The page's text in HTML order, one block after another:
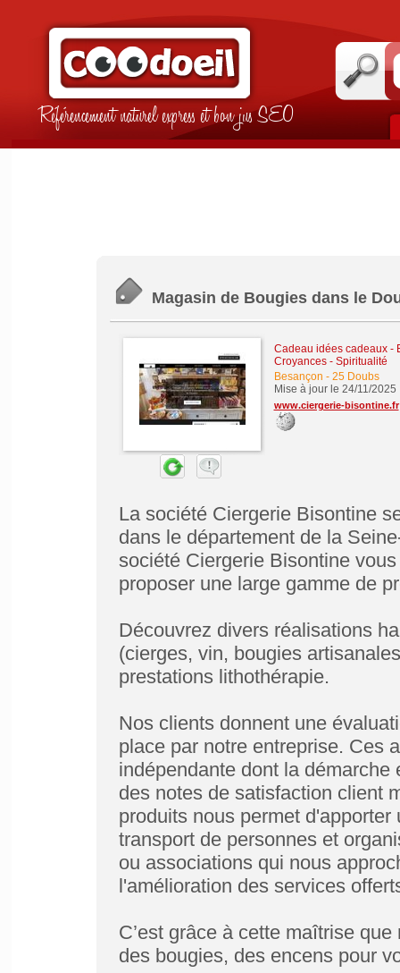
Référencement naturel express et bon jus SEO
Magasin de Bougies dans le
Cadeau idées cadeaux-
Croyances - Spiritualité
Besançon - 25 Doubs
Mise à jour le 24/11/2025
www.ciergerie-bisontine.fr
La société Ciergerie Bisontine
dans le département de la
société Ciergerie Bisontine
proposer une large gamme de
Découvrez divers réalisations
(cierges, vin, bougies
prestations lithothérapie.
Nos clients donnent une
place par notre entreprise. Ces
indépendante dont la
des notes de satisfaction client
produits nous permet
transport de personnes et
ou associations qui nous
l'amélioration des services
C’est grâce à cette maîtrise
des bougies, des encens pour